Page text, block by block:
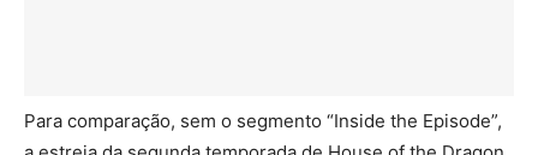
Para comparação, sem o segmento “Inside the Episode”,